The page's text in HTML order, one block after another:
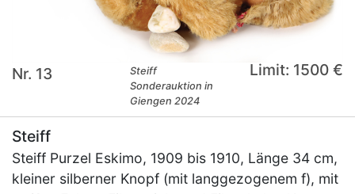
Nr. 13
Steiff
Sonderauktion in
Giengen 2024
Limit: 1500 €
Steiff
Steiff Purzel Eskimo, 1909 bis 1910, Länge 34 cm,
kleiner silberner Knopf (mit langgezogenem f), mit